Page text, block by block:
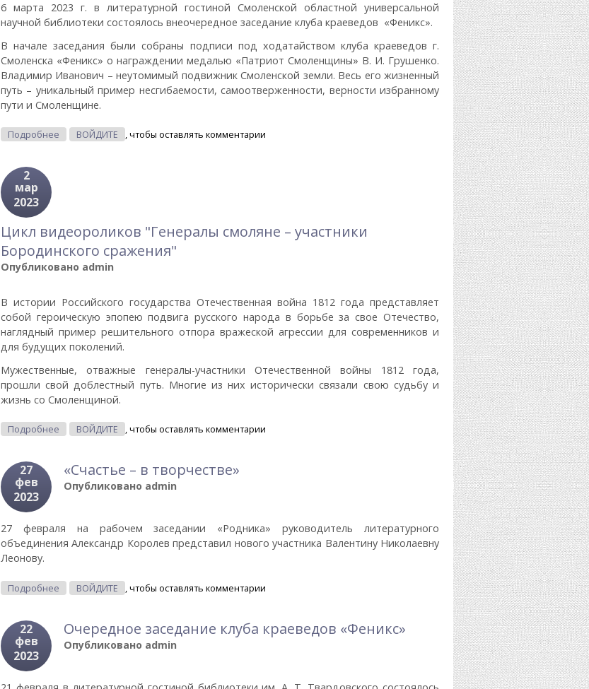
6 марта 2023 г. в литературной гостиной Смоленской областной универсальной
научной библиотеки состоялось внеочередное заседание клуба краеведов «Феникс».
В начале заседания были собраны подписи под ходатайством клуба краеведов г.
Смоленска «Феникс» о награждении медалью «Патриот Смоленщины» В. И. Грушенко.
Владимир Иванович – неутомимый подвижник Смоленской земли. Весь его жизненный
путь – уникальный пример несгибаемости, самоотверженности, верности избранному
пути и Смоленщине.
Подробнее О Внеочередное Заседание Клуба Краеведов «Феникс»
ВОЙДИТЕ , чтобы оставлять комментарии
2
мар
2023
Цикл видеороликов "Генералы смоляне – участники
Бородинского сражения"
Опубликовано admin
В истории Российского государства Отечественная война 1812 года представляет
собой героическую эпопею подвига русского народа в борьбе за свое Отечество,
наглядный пример решительного отпора вражеской агрессии для современников и
для будущих поколений.
Мужественные, отважные генералы-участники Отечественной войны 1812 года,
прошли свой доблестный путь. Многие из них исторически связали свою судьбу и
жизнь со Смоленщиной.
Подробнее О Цикл Видеороликов "Генералы Смоляне – Участники Бородинского Сражения"
ВОЙДИТЕ , чтобы оставлять комментарии
27
фев
2023
«Счастье – в творчестве»
Опубликовано admin
27 февраля на рабочем заседании «Родника» руководитель литературного
объединения Александр Королев представил нового участника Валентину Николаевну
Леонову.
Подробнее О «Счастье – В Творчестве»
ВОЙДИТЕ , чтобы оставлять комментарии
22
фев
2023
Очередное заседание клуба краеведов «Феникс»
Опубликовано admin